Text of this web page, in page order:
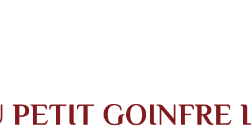
GOINFRE